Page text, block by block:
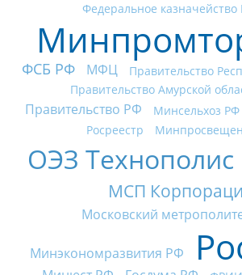
Федеральное казначейство
ФСБ РФ МФЦ
Правительство
Правительство Амурской
Правительство РФ Минсельхоз РФ
Росреестр
ОЭЗ
МСП
Московский
Минэкономразвития РФ